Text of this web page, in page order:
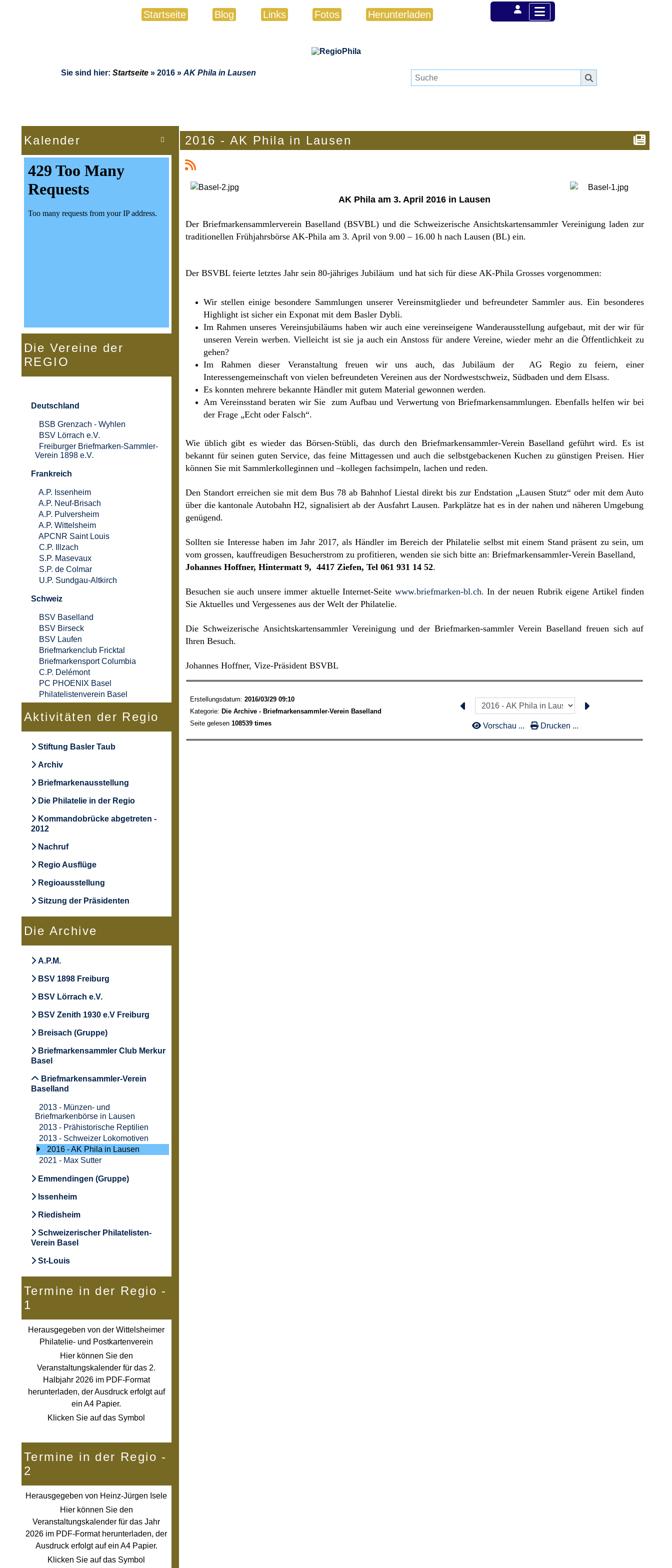
Startseite Blog Links Fotos Herunterladen
Sie sind hier: Startseite » 2016 » AK Phila in Lausen

Kalender
Die Vereine der
REGIO
Deutschland
BSB Grenzach - Wyhlen
BSV Lörrach e.V.
Freiburger Briefmarken-Sammler-
Verein 1898 e.V.
Frankreich
A.P. Issenheim
A.P. Neuf-Brisach
A.P. Pulversheim
A.P. Wittelsheim
APCNR Saint Louis
C.P. Illzach
S.P. Masevaux
S.P. de Colmar
U.P. Sundgau-Altkirch
Schweiz
BSV Baselland
BSV Birseck
BSV Laufen
Briefmarkenclub Fricktal
Briefmarkensport Columbia
C.P. Delémont
PC PHOENIX Basel
Philatelistenverein Basel
Aktivitäten der Regio
Stiftung Basler Taub
Archiv
Briefmarkenausstellung
Die Philatelie in der Regio
Kommandobrücke abgetreten -
2012
Nachruf
Regio Ausflüge
Regioausstellung
Sitzung der Präsidenten
Die Archive
A.P.M.
BSV 1898 Freiburg
BSV Lörrach e.V.
BSV Zenith 1930 e.V Freiburg
Breisach (Gruppe)
Briefmarkensammler Club Merkur
Basel
Briefmarkensammler-Verein
Baselland
2013 - Münzen- und
Briefmarkenbörse in Lausen
2013 - Prähistorische Reptilien
2013 - Schweizer Lokomotiven
2016 - AK Phila in Lausen
2021 - Max Sutter
Emmendingen (Gruppe)
Issenheim
Riedisheim
Schweizerischer Philatelisten-
Verein Basel
St-Louis
Termine in der Regio -
1
Herausgegeben von der Wittelsheimer
Philatelie- und Postkartenverein
Hier können Sie den
Veranstaltungskalender für das 2.
Halbjahr 2026 im PDF-Format
herunterladen, der Ausdruck erfolgt auf
ein A4 Papier.
Klicken Sie auf das Symbol
Termine in der Regio -
2
Herausgegeben von Heinz-Jürgen Isele
Hier können Sie den
Veranstaltungskalender für das Jahr
2026 im PDF-Format herunterladen, der
Ausdruck erfolgt auf ein A4 Papier.
Klicken Sie auf das Symbol
2016 - AK Phila in Lausen
AK Phila am 3. April 2016 in Lausen
Der Briefmarkensammlerverein Baselland (BSVBL) und die Schweizerische Ansichtskartensammler Vereinigung laden zur
traditionellen Frühjahrsbörse AK-Phila am 3. April von 9.00 – 16.00 h nach Lausen (BL) ein.
Der BSVBL feierte letztes Jahr sein 80-jähriges Jubiläum und hat sich für diese AK-Phila Grosses vorgenommen:
Wir stellen einige besondere Sammlungen unserer Vereinsmitglieder und befreundeter Sammler aus. Ein besonderes
Highlight ist sicher ein Exponat mit dem Basler Dybli.
Im Rahmen unseres Vereinsjubiläums haben wir auch eine vereinseigene Wanderausstellung aufgebaut, mit der wir für
unseren Verein werben. Vielleicht ist sie ja auch ein Anstoss für andere Vereine, wieder mehr an die Öffentlichkeit zu
gehen?
Im Rahmen dieser Veranstaltung freuen wir uns auch, das Jubiläum der AG Regio zu feiern, einer
Interessengemeinschaft von vielen befreundeten Vereinen aus der Nordwestschweiz, Südbaden und dem Elsass.
Es konnten mehrere bekannte Händler mit gutem Material gewonnen werden.
Am Vereinsstand beraten wir Sie zum Aufbau und Verwertung von Briefmarkensammlungen. Ebenfalls helfen wir bei
der Frage „Echt oder Falsch“.
Wie üblich gibt es wieder das Börsen-Stübli, das durch den Briefmarkensammler-Verein Baselland geführt wird. Es ist
bekannt für seinen guten Service, das feine Mittagessen und auch die selbstgebackenen Kuchen zu günstigen Preisen. Hier
können Sie mit Sammlerkolleginnen und –kollegen fachsimpeln, lachen und reden.
Den Standort erreichen sie mit dem Bus 78 ab Bahnhof Liestal direkt bis zur Endstation „Lausen Stutz“ oder mit dem Auto
über die kantonale Autobahn H2, signalisiert ab der Ausfahrt Lausen. Parkplätze hat es in der nahen und näheren Umgebung
genügend.
Sollten sie Interesse haben im Jahr 2017, als Händler im Bereich der Philatelie selbst mit einem Stand präsent zu sein, um
vom grossen, kauffreudigen Besucherstrom zu profitieren, wenden sie sich bitte an: Briefmarkensammler-Verein Baselland,
Johannes Hoffner, Hintermatt 9, 4417 Ziefen, Tel 061 931 14 52.
Besuchen sie auch unsere immer aktuelle Internet-Seite www.briefmarken-bl.ch. In der neuen Rubrik eigene Artikel finden
Sie Aktuelles und Vergessenes aus der Welt der Philatelie.
Die Schweizerische Ansichtskartensammler Vereinigung und der Briefmarken-sammler Verein Baselland freuen sich auf
Ihren Besuch.
Johannes Hoffner, Vize-Präsident BSVBL
Erstellungsdatum: 2016/03/29 09:10
Kategorie: Die Archive - Briefmarkensammler-Verein Baselland
Seite gelesen 108539 times Vorschau ... Drucken ...